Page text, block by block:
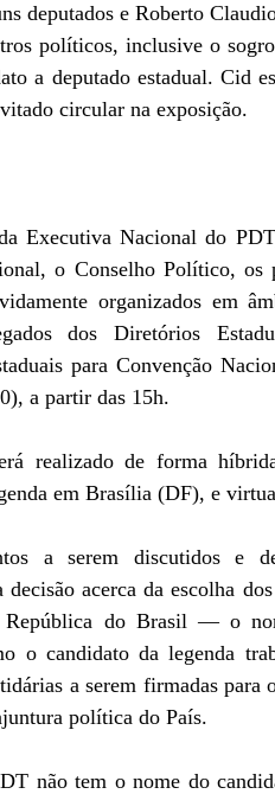
deputados e Roberto
políticos, inclusive o
a deputado estadual. Cid
circular na exposição.
Executiva Nacional do
o Conselho Político, os
organizados em
dos Diretórios
para Convenção
a partir das 15h.
realizado de forma
em Brasília (DF), e
a serem discutidos e
decisão acerca da escolha
República do Brasil — o
o candidato da legenda
a serem firmadas para
política do País.
não tem o nome do